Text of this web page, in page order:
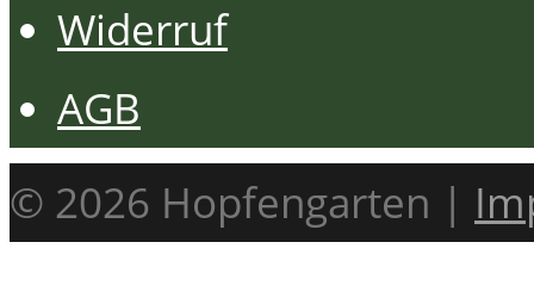
Widerruf
AGB
© 2026 Hopfengarten |